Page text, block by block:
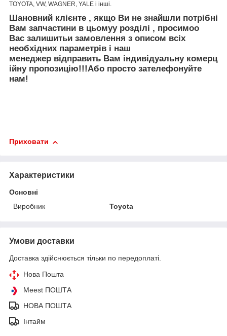
TOYOTA, VW, WAGNER, YALE і інші.
Шановний клієнте , якщо Ви не знайшли потрібні
Вам запчастини в цьомуу розділі , просимоо
Вас залишитьи замовлення з описом всіх
необхідних параметрів і наш
менеджер відправить Вам індивідуальнукомерц
ійну пропозицію!!!Або просто зателефонуйте
нам!
Приховати
Характеристики
Основні
Виробник
Toyota
Умови доставки
Доставка здійснюється тільки по передоплаті.
Нова Пошта
Meest ПОШТА
НОВА ПОШТА
Інтайм